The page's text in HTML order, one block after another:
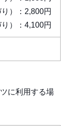
）：2,800円
）：4,100円
に利用する場